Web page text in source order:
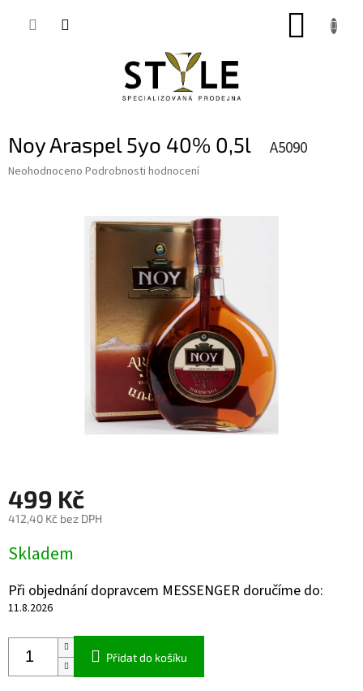
Noy Araspel 5yo 40% 0,5l A5090
Průměrné
Neohodnoceno Podrobnosti hodnocení
499 Kč
412,40 Kč bez DPH
cena:
Skladem
Při objednání dopravcem MESSENGER doručíme do:
11.8.2026
Přidat do košíku